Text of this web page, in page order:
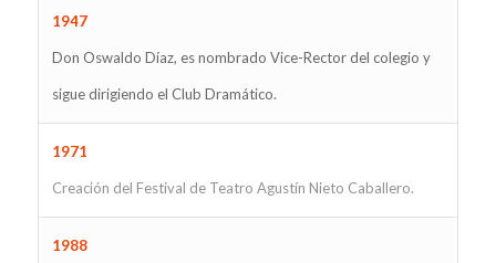
1947
Don Oswaldo Díaz, es nombrado Vice-Rector del colegio y
sigue dirigiendo el Club Dramático.
1971
Creación del Festival de Teatro Agustín Nieto Caballero.
1988